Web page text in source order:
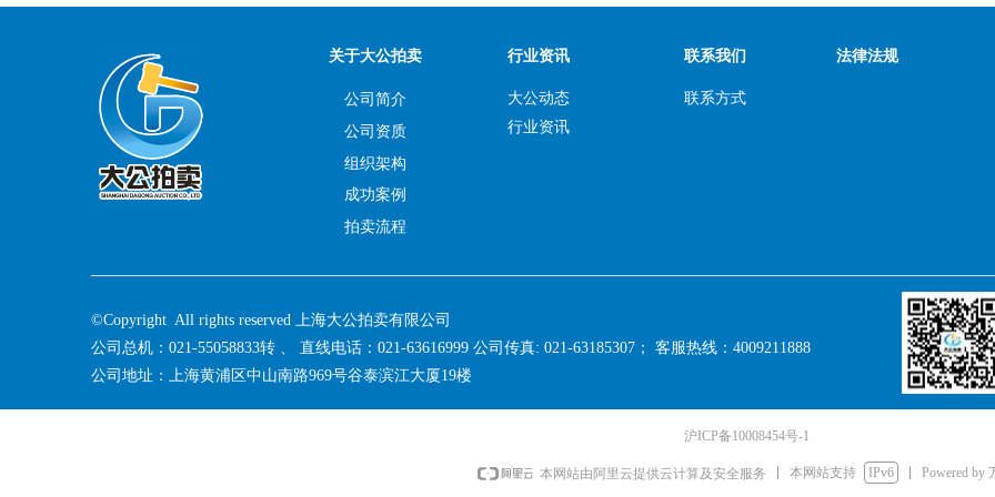
关于大公拍卖
公司简介
公司资质
组织架构
成功案例
拍卖流程
行业资讯
大公动态
行业资讯
联系我们
联系方式
法律法规
©Copyright All rights reserved 上海大公拍卖有限公司
公司总机：021-55058833转 、 直线电话：021-63616999 公司传真: 021-63185307； 客服热线：4009211888
公司地址：上海黄浦区中山南路969号谷泰滨江大厦19楼
沪ICP备10008454号-1
本网站由阿里云提供云计算及安全服务 本网站支持 IPv6 Powered by